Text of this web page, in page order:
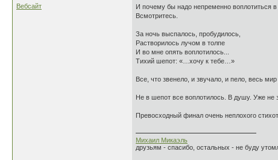
Вебсайт
И почему бы надо непременно воплотиться
Всмотритесь.
За ночь выспалось, пробудилось,
Растворилось лучом в толпе
И во мне опять воплотилось...
Тихий шепот: «…хочу к тебе…»
Все, что звенело, и звучало, и пело, весь
Не в шепот все воплотилось. В душу. Уже не
Превосходный финал очень неплохого
Михаил Микаэль
друзьям - спасибо, остальных - не буду